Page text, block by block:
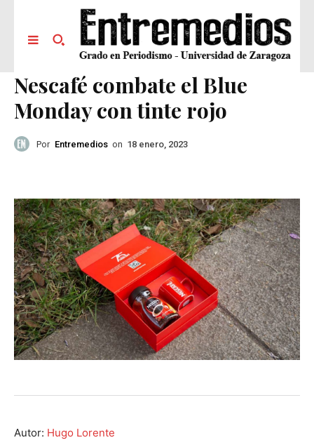
Nescafé combate el Blue
Monday con tinte rojo
Por Entremedios on 18 enero, 2023
Autor: Hugo Lorente